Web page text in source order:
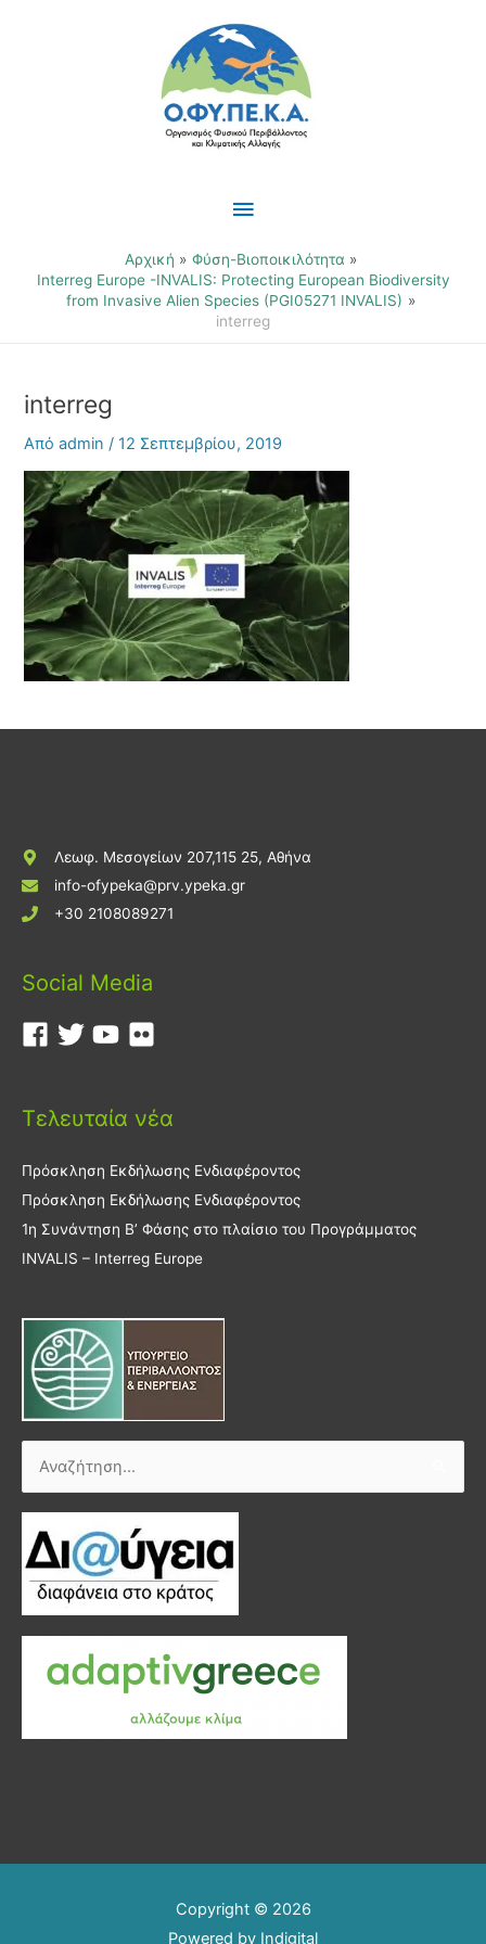
Κύριο
Μενού
Αρχική
Φύση-Βιοποικιλότητα
Interreg Europe -INVALIS: Protecting European Biodiversity
from Invasive Alien Species (PGI05271 INVALIS)
interreg
interreg
Απόadmin/12 Σεπτεμβρίου, 2019
Λεωφ. Μεσογείων 207,115 25, Αθήνα
info-ofypeka@prv.ypeka.gr
+30 2108089271
Social Media
Τελευταία νέα
Πρόσκληση Εκδήλωσης Ενδιαφέροντος
Πρόσκληση Εκδήλωσης Ενδιαφέροντος
1η Συνάντηση Β’ Φάσης στο πλαίσιο του Προγράμματος
INVALIS – Interreg Europe
Αναζήτηση
Copyright © 2026
Powered by Indigital